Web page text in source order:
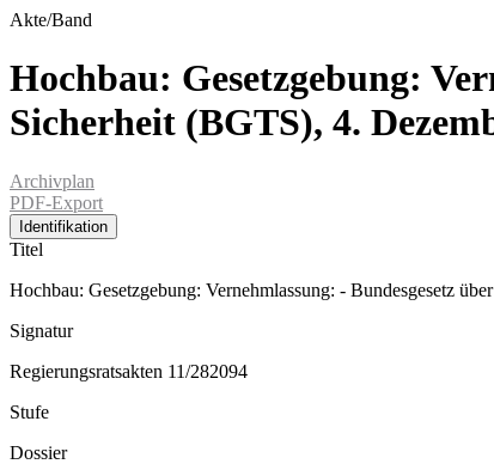
Akte/Band
Hochbau: Gesetzgebung:
Sicherheit (BGTS), 4.
Archivplan
PDF-Export
Identifikation
Titel
Hochbau: Gesetzgebung: Vernehmlassung: - Bundesgesetz
Signatur
Regierungsratsakten 11/282094
Stufe
Dossier